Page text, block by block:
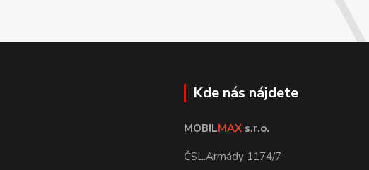
Kde nás nájdete
MOBILMAX s.r.o.
ČSL.Armády 1174/7